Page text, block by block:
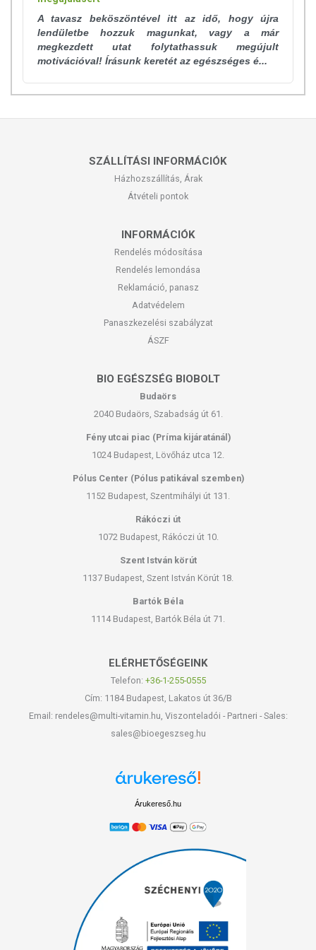
A tavasz beköszöntével itt az idő, hogy újra
lendületbe hozzuk magunkat, vagy a már
megkezdett utat folytathassuk megújult
motivációval! Írásunk keretét az egészséges é...
SZÁLLÍTÁSI INFORMÁCIÓK
Házhozszállítás, Árak
Átvételi pontok
INFORMÁCIÓK
Rendelés módosítása
Rendelés lemondása
Reklamáció, panasz
Adatvédelem
Panaszkezelési szabályzat
ÁSZF
BIO EGÉSZSÉG BIOBOLT
Budaörs
2040 Budaörs, Szabadság út 61.
Fény utcai piac (Príma kijáratánál)
1024 Budapest, Lövőház utca 12.
Pólus Center (Pólus patikával szemben)
1152 Budapest, Szentmihályi út 131.
Rákóczi út
1072 Budapest, Rákóczi út 10.
Szent István körút
1137 Budapest, Szent István Körút 18.
Bartók Béla
1114 Budapest, Bartók Béla út 71.
ELÉRHETŐSÉGEINK
Telefon: +36-1-255-0555
Cím: 1184 Budapest, Lakatos út 36/B
Email: rendeles@multi-vitamin.hu, Viszonteladói - Partneri - Sales:
sales@bioegeszseg.hu
Árukereső.hu